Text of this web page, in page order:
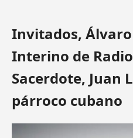
Invitados,
Interino de
Sacerdote, Juan
párroco cubano